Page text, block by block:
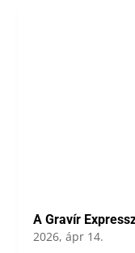
A Gravír
2026, ápr 14.